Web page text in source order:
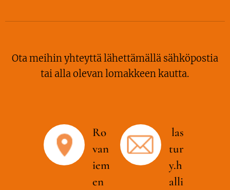
Ota meihin yhteyttä lähettämällä sähköpostia
tai alla olevan lomakkeen kautta.
Ro
van
iem
en
las
tur
y.h
alli